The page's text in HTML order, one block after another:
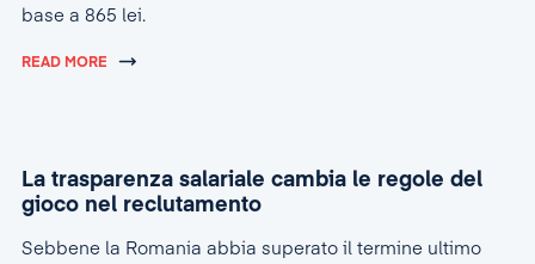
base a 865 lei.
READ MORE
La trasparenza salariale cambia le regole del
gioco nel reclutamento
Sebbene la Romania abbia superato il termine ultimo